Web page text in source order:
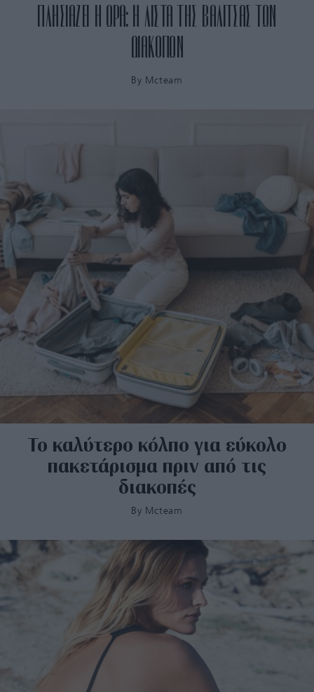
ΠΛΗΣΙΑΖΕΙ Η ΩΡΑ: Η ΛΙΣΤΑ ΤΗΣ ΒΑΛΙΤΣΑΣ ΤΩΝ
ΔΙΑΚΟΠΩΝ
By Mcteam
Το καλύτερο κόλπο για εύκολο
πακετάρισμα πριν από τις
διακοπές
By Mcteam